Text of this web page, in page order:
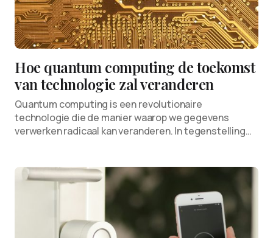
Hoe quantum computing de toekomst
van technologie zal veranderen
Quantum computing is een revolutionaire
technologie die de manier waarop we gegevens
verwerken radicaal kan veranderen. In tegenstelling…